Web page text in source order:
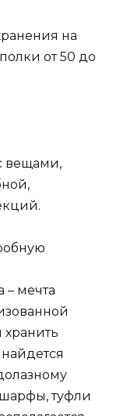
на
от 50 до
вещами,
– мечта
туфли